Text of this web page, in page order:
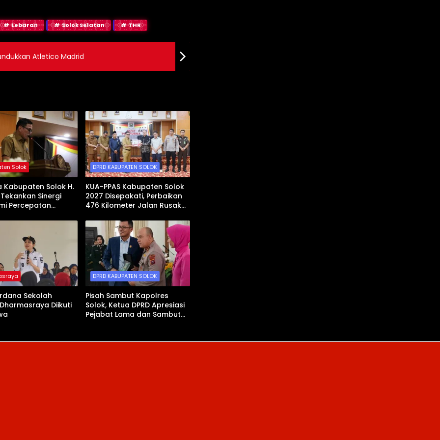
Lebaran Solok Selatan THR
Atletico Madrid
Solok
Kabupaten Solok H.
Sinergi
Percepatan
DPRD KABUPATEN SOLOK
KUA-PPAS Kabupaten Solok
2027 Disepakati, Perbaikan
476 Kilometer Jalan Rusak
Sekolah
Diikuti
DPRD KABUPATEN SOLOK
Pisah Sambut Kapolres
Solok, Ketua DPRD Apresiasi
Pejabat Lama dan Sambut